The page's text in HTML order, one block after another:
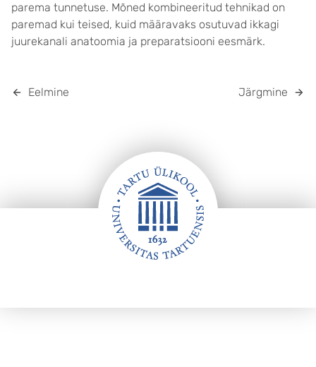
parema tunnetuse. Mõned kombineeritud tehnikad on
paremad kui teised, kuid määravaks osutuvad ikkagi
juurekanali anatoomia ja preparatsiooni eesmärk.
Eelmine Järgmine